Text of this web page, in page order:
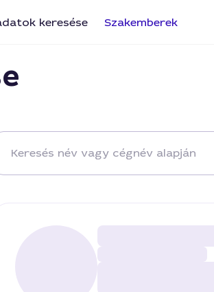
keresése Szakemberek